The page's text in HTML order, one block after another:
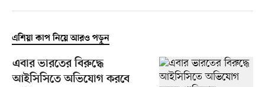
এশিয়া কাপ নিয়ে আরও পড়ুন
এবার ভারতের বিরুদ্ধে
আইসিসিতে অভিযোগ করবে